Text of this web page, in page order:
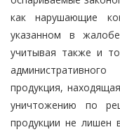
как нарушающие
указанном в
учитывая также и
продукция,
уничтожению по
продукции не лишен